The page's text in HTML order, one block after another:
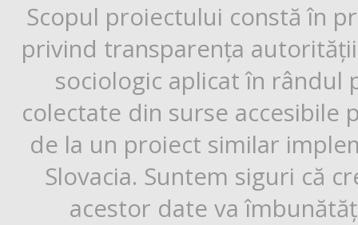
Scopul proiectului constă în
privind transparența
sociologic aplicat în rândul
colectate din surse
de la un proiect similar
Slovacia. Suntem siguri că
acestor date va